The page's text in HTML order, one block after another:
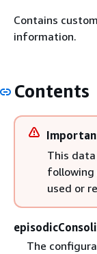
Contains
information.
Contents
This
following
used or
The